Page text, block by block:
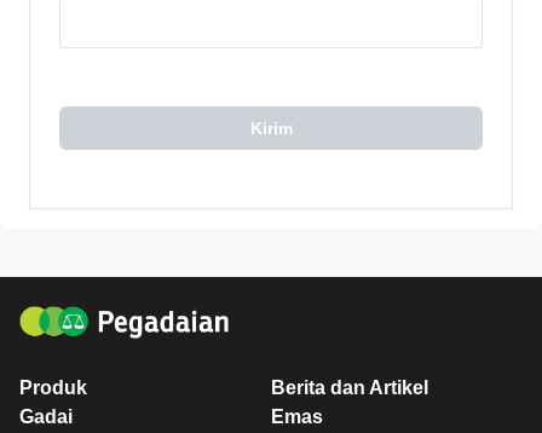
Kirim
Produk
Gadai
Berita dan Artikel
Emas